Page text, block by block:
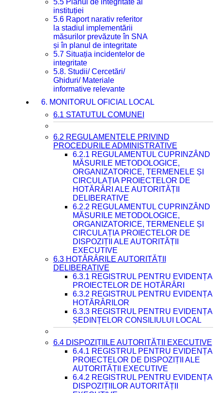
5.5 Planul de integritate al
instituției
5.6 Raport narativ referitor
la stadiul implementării
măsurilor prevăzute în SNA
și în planul de integritate
5.7 Situația incidentelor de
integritate
5.8. Studii/ Cercetări/
Ghiduri/ Materiale
informative relevante
6. MONITORUL OFICIAL LOCAL
6.1 STATUTUL COMUNEI
6.2 REGULAMENTELE PRIVIND
PROCEDURILE ADMINISTRATIVE
6.2.1 REGULAMENTUL CUPRINZÂND
MĂSURILE METODOLOGICE,
ORGANIZATORICE, TERMENELE ȘI
CIRCULAȚIA PROIECTELOR DE
HOTĂRÂRI ALE AUTORITĂȚII
DELIBERATIVE
6.2.2 REGULAMENTUL CUPRINZÂND
MĂSURILE METODOLOGICE,
ORGANIZATORICE, TERMENELE ȘI
CIRCULAȚIA PROIECTELOR DE
DISPOZIȚII ALE AUTORITĂȚII
EXECUTIVE
6.3 HOTĂRÂRILE AUTORITĂȚII
DELIBERATIVE
6.3.1 REGISTRUL PENTRU EVIDENȚA
PROIECTELOR DE HOTĂRÂRI
6.3.2 REGISTRUL PENTRU EVIDENȚA
HOTĂRÂRILOR
6.3.3 REGISTRUL PENTRU EVIDENȚA
ȘEDINȚELOR CONSILIULUI LOCAL
6.4 DISPOZIȚIILE AUTORITĂȚII EXECUTIVE
6.4.1 REGISTRUL PENTRU EVIDENȚA
PROIECTELOR DE DISPOZIȚII ALE
AUTORITĂȚII EXECUTIVE
6.4.2 REGISTRUL PENTRU EVIDENȚA
DISPOZIȚIILOR AUTORITĂȚII